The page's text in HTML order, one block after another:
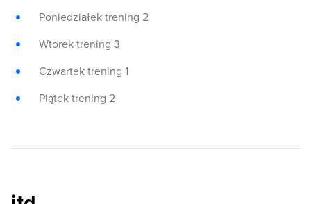
Poniedziałek trening 2
Wtorek trening 3
Czwartek trening 1
Piątek trening 2